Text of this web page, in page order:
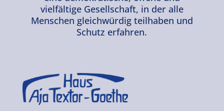
vielfältige Gesellschaft, in der alle
Menschen gleichwürdig teilhaben und
Schutz erfahren.